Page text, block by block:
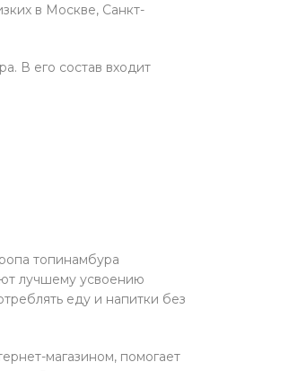
в Москве, Санкт-
В его состав входит
топинамбура
лучшему усвоению
еду и напитки без
магазином, помогает